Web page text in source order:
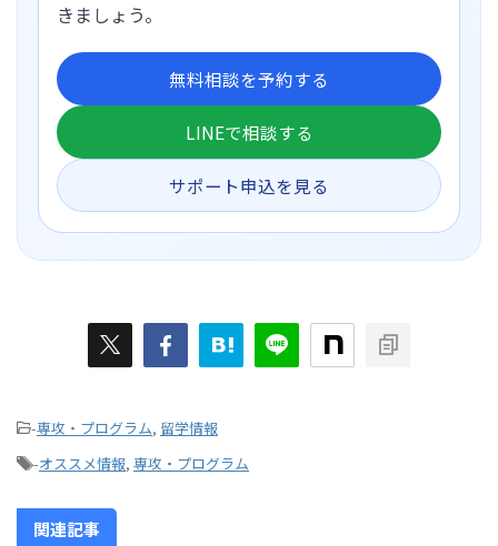
きましょう。
無料相談を予約する
LINEで相談する
サポート申込を見る
-専攻・プログラム, 留学情報
-オススメ情報, 専攻・プログラム
関連記事